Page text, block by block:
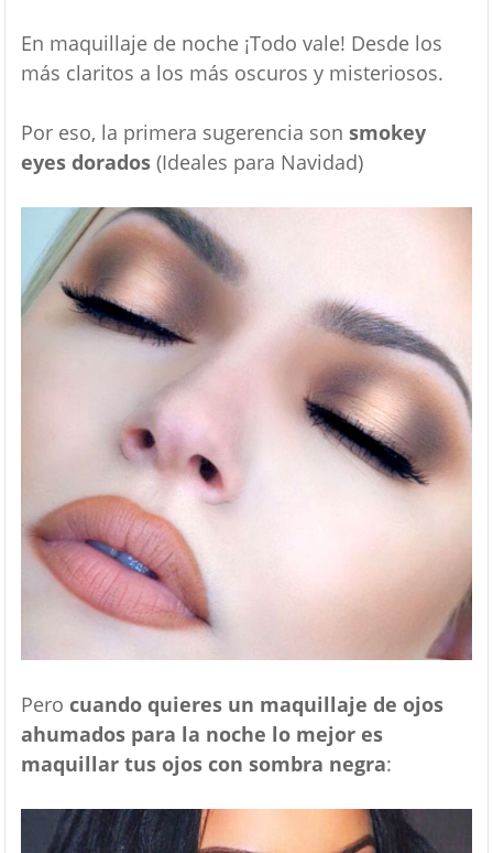
En maquillaje de noche ¡Todo vale! Desde los
más claritos a los más oscuros y misteriosos.
Por eso, la primera sugerencia son smokey
eyes dorados(Ideales para Navidad)
Pero cuando quieres un maquillaje de ojos
ahumados para la noche lo mejor es
maquillar tus ojos con sombra negra: